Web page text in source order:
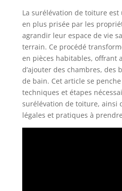
La surélévation de toiture
en plus prisée par les
agrandir leur espace de vie
terrain. Ce procédé
en pièces habitables, offrant
d’ajouter des chambres, des
de bain. Cet article se
techniques et étapes
surélévation de toiture, ainsi
légales et pratiques à